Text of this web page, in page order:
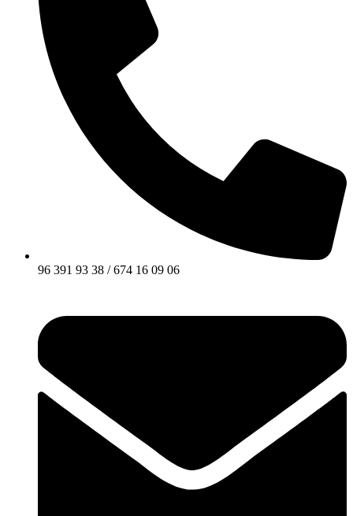
96 391 93 38 / 674 16 09 06